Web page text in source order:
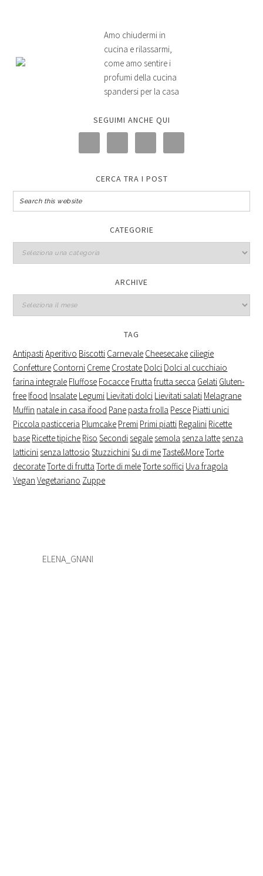
Amo chiudermi in
cucina e rilassarmi,
come amo sentire i
profumi della cucina
spandersi per la casa
SEGUIMI ANCHE QUI
CERCA TRA I POST
CATEGORIE
Categorie
ARCHIVE
Archive
TAG
AntipastiAperitivo Biscotti Carnevale Cheesecake ciliegie
Confetture Contorni Creme Crostate Dolci Dolci al cucchiaio
farina integrale Fluffose Focacce Frutta frutta secca Gelati Gluten-
free Ifood Insalate Legumi Lievitati dolci Lievitati salati Melagrane
Muffin natale in casa ifood Pane pasta frolla Pesce Piatti unici
Piccola pasticceria Plumcake Premi Primi piatti Regalini Ricette
base Ricette tipiche Riso Secondi segale semola senza latte senza
latticini senza lattosio StuzzichiniSu di meTaste&MoreTorte
decorateTorte di frutta Torte di meleTorte soffici Uva fragola
Vegan Vegetariano Zuppe
ELENA_GNANI